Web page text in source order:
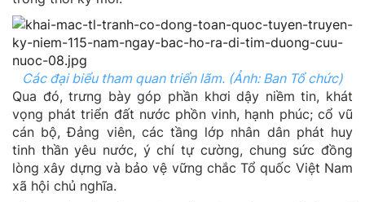
Các đại biểu tham quan triển lãm. (Ảnh: Ban Tổ chức)
Qua đó, trưng bày góp phần khơi dậy niềm tin, khát
vọng phát triển đất nước phồn vinh, hạnh phúc; cổ vũ
cán bộ, Đảng viên, các tầng lớp nhân dân phát huy
tinh thần yêu nước, ý chí tự cường, chung sức đồng
lòng xây dựng và bảo vệ vững chắc Tổ quốc Việt Nam
xã hội chủ nghĩa.